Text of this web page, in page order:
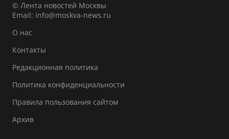
© Лента новостей Москвы
Email: info@moskva-news.ru
О нас
Контакты
Редакционная политика
Политика конфиденциальности
Правила пользования сайтом
Архив